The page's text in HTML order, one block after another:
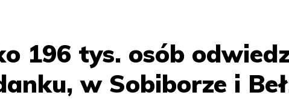
treści
196 tys. osób
w Sobiborze i